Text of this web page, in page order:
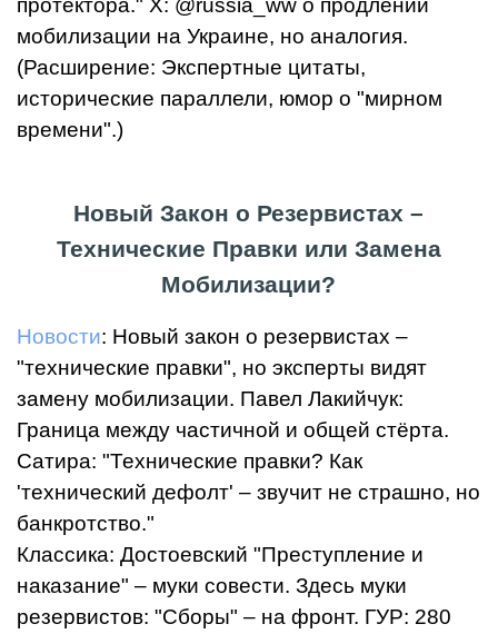
протектора." X: @russia_ww о продлении
мобилизации на Украине, но аналогия.
(Расширение: Экспертные цитаты,
исторические параллели, юмор о "мирном
времени".)
Новый Закон о Резервистах –
Технические Правки или Замена
Мобилизации?
Новости: Новый закон о резервистах –
"технические правки", но эксперты видят
замену мобилизации. Павел Лакийчук:
Граница между частичной и общей стёрта.
Сатира: "Технические правки? Как
'технический дефолт' – звучит не страшно, но
банкротство."
Классика: Достоевский "Преступление и
наказание" – муки совести. Здесь муки
резервистов: "Сборы" – на фронт. ГУР: 280